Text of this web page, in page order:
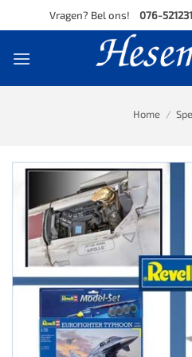
to
Vragen? Bel ons! 076-
Home /